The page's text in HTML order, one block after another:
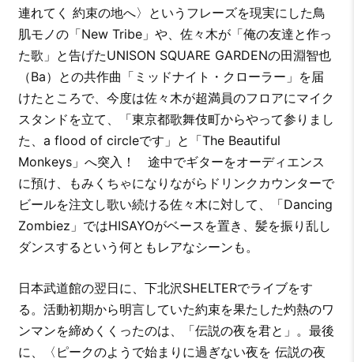
連れてく 約束の地へ〉というフレーズを現実にした鳥
肌モノの「New Tribe」や、佐々木が「俺の友達と作っ
た歌」と告げたUNISON SQUARE GARDENの田淵智也
（Ba）との共作曲「ミッドナイト・クローラー」を届
けたところで、今度は佐々木が超満員のフロアにマイク
スタンドを立て、「東京都歌舞伎町からやって参りまし
た、a flood of circleです」と「The Beautiful
Monkeys」へ突入！ 途中でギターをオーディエンス
に預け、もみくちゃになりながらドリンクカウンターで
ビールを注文し歌い続ける佐々木に対して、「Dancing
Zombiez」ではHISAYOがベースを置き、髪を振り乱し
ダンスするという何ともレアなシーンも。
日本武道館の翌日に、下北沢SHELTERでライブをす
る。活動初期から明言していた約束を果たした灼熱のワ
ンマンを締めくくったのは、「伝説の夜を君と」。最後
に、〈ピークのようで始まりに過ぎない夜を 伝説の夜